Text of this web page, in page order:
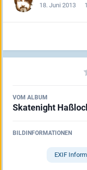
18. Juni 2013
VOM ALBUM
Skatenight
BILDINFORMATIONEN
EXIF